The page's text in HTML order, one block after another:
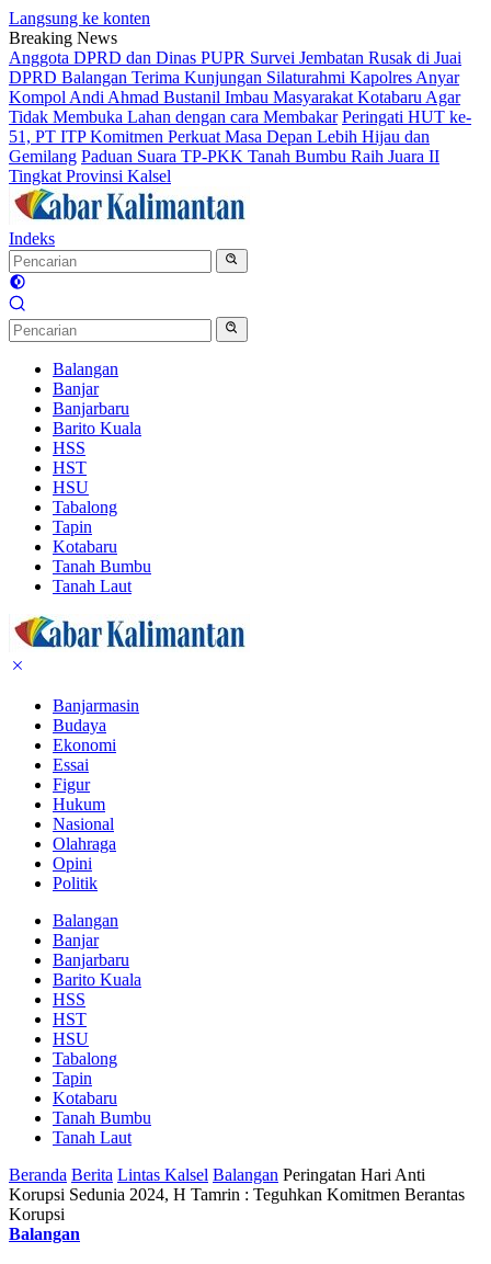
Langsung ke konten
Breaking News
Anggota DPRD dan Dinas PUPR Survei Jembatan Rusak di Juai
DPRD Balangan Terima Kunjungan Silaturahmi Kapolres Anyar
Kompol Andi Ahmad Bustanil Imbau Masyarakat Kotabaru Agar
Tidak Membuka Lahan dengan cara Membakar Peringati HUT ke-
51, PT ITP Komitmen Perkuat Masa Depan Lebih Hijau dan
Gemilang Paduan Suara TP-PKK Tanah Bumbu Raih Juara II
Tingkat Provinsi Kalsel
Indeks
Balangan
Banjar
Banjarbaru
Barito Kuala
HSS
HST
HSU
Tabalong
Tapin
Kotabaru
Tanah Bumbu
Tanah Laut
Banjarmasin
Budaya
Ekonomi
Essai
Figur
Hukum
Nasional
Olahraga
Opini
Politik
Balangan
Banjar
Banjarbaru
Barito Kuala
HSS
HST
HSU
Tabalong
Tapin
Kotabaru
Tanah Bumbu
Tanah Laut
Beranda Berita Lintas Kalsel Balangan Peringatan Hari Anti
Korupsi Sedunia 2024, H Tamrin : Teguhkan Komitmen Berantas
Korupsi
Balangan